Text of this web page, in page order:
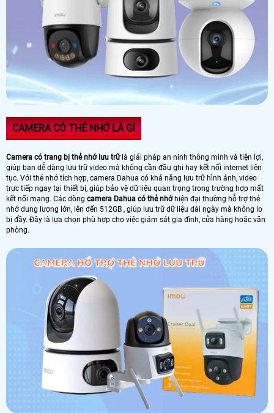
CAMERA CÓ THẺ NHỚ LÀ GÌ
Camera có trang bị thẻ nhớ lưu trữlà giải pháp an ninh thông minh và tiện lợi,
giúp bạn dễ dàng lưu trữ video mà không cần đầu ghi hay kết nối internet liên
tục. Với thẻ nhớ tích hợp, camera Dahua có khả năng lưu trữ hình ảnh, video
trực tiếp ngay tại thiết bị, giúp bảo vệ dữ liệu quan trọng trong trường hợp mất
kết nối mạng. Các dòng camera Dahua có thẻ nhớhiện đại thường hỗ trợ thẻ
nhớ dung lượng lớn, lên đến 512GB , giúp lưu trữ dữ liệu dài ngày mà không lo
bị đầy. Đây là lựa chọn phù hợp cho việc giám sát gia đình, cửa hàng hoặc văn
phòng.